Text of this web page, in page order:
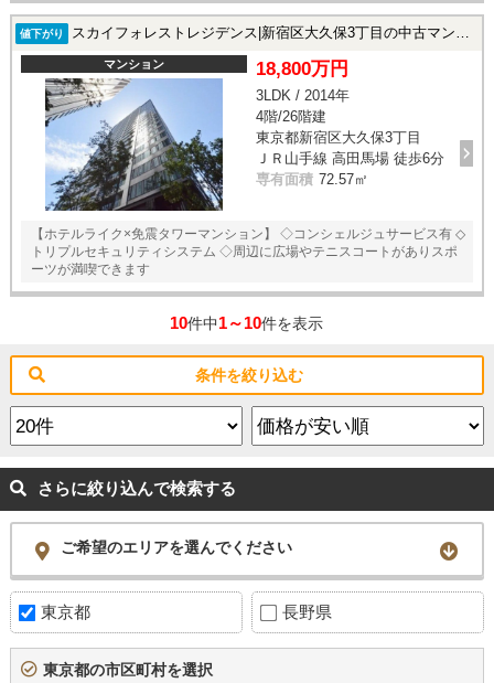
値下がり スカイフォレストレジデンス|新宿区大久保3丁目の中古マンション
マンション 18,800万円
3LDK / 2014年
4階/26階建
東京都新宿区大久保3丁目
ＪＲ山手線 高田馬場 徒歩6分
専有面積 72.57㎡
【ホテルライク×免震タワーマンション】 ◇コンシェルジュサービス有 ◇
トリプルセキュリティシステム ◇周辺に広場やテニスコートがありスポ
ーツが満喫できます
10件中1～10件を表示
条件を絞り込む
さらに絞り込んで検索する
ご希望のエリアを選んでください
東京都 長野県
東京都の市区町村を選択